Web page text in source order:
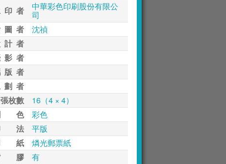
印 者
中華彩色印刷股份有限公
司
圖 者
沈禎
計 者
影 者
版 者
劃 者
枚數
16（4 × 4）
色
彩色
法
平版
紙
燐光郵票紙
膠
有